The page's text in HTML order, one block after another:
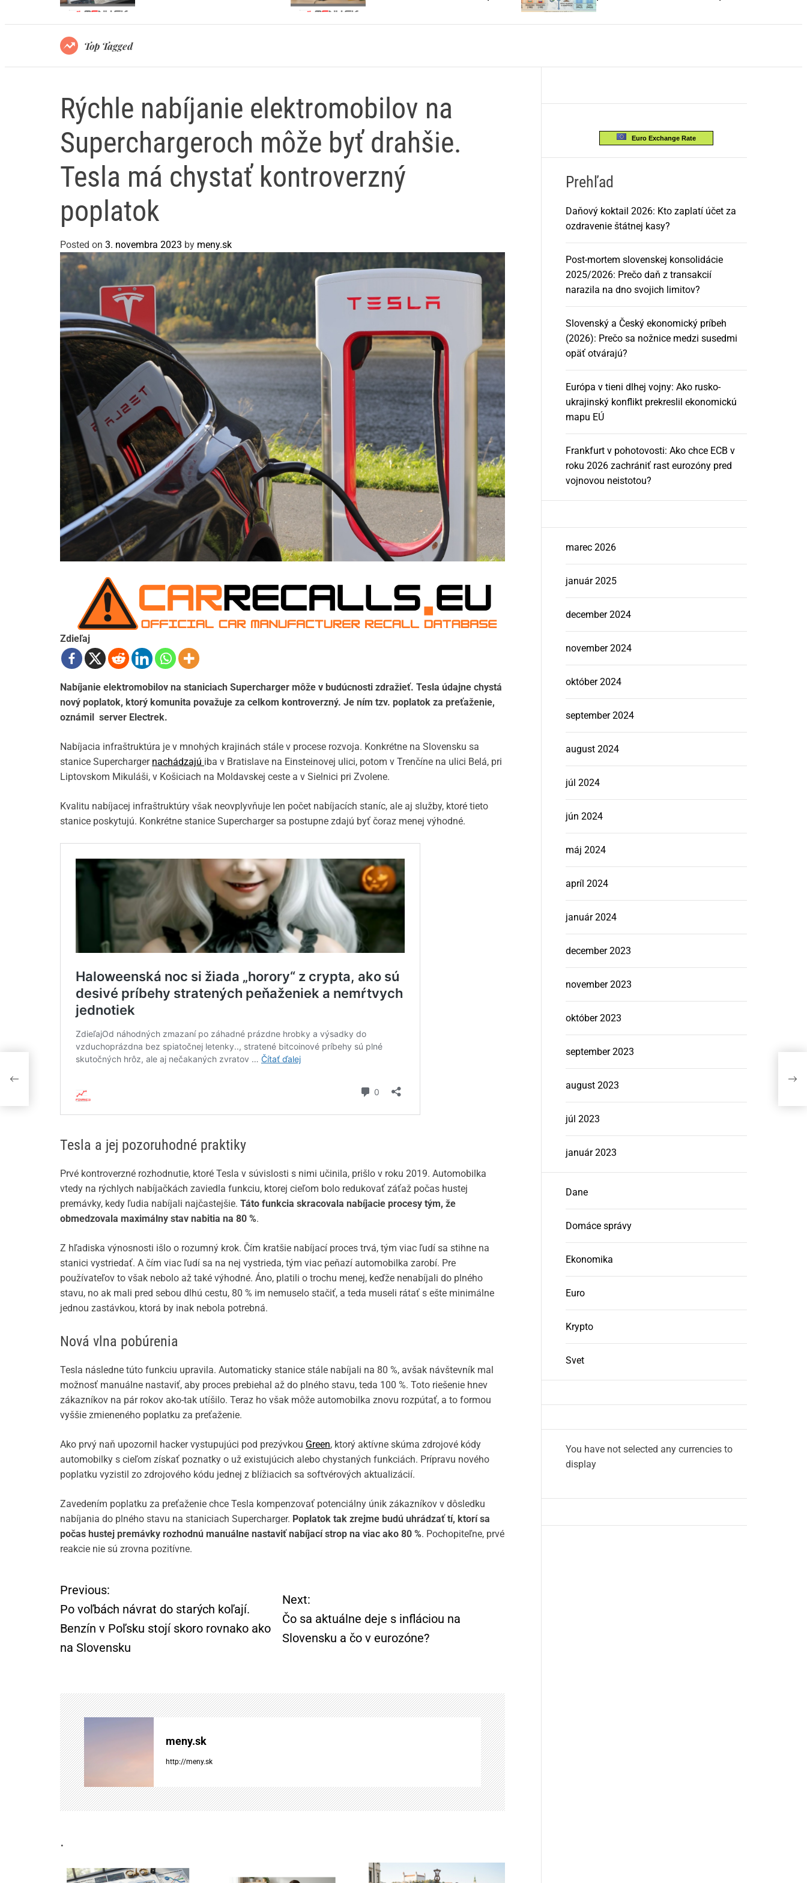
m
dno svojich limitov?
otvárajú?
EÚ
Top Tagged
Rýchle nabíjanie elektromobilov na
Superchargeroch môže byť drahšie.
Tesla má chystať kontroverzný
poplatok
Posted on 3. novembra 2023 by meny.sk
Zdieľaj
Nabíjanie elektromobilov na staniciach Supercharger môže v budúcnosti zdražieť. Tesla údajne chystá
nový poplatok, ktorý komunita považuje za celkom kontroverzný. Je ním tzv. poplatok za preťaženie,
oznámil server Electrek.
Nabíjacia infraštruktúra je v mnohých krajinách stále v procese rozvoja. Konkrétne na Slovensku sa
stanice Supercharger nachádzajú iba v Bratislave na Einsteinovej ulici, potom v Trenčíne na ulici Belá, pri
Liptovskom Mikuláši, v Košiciach na Moldavskej ceste a v Sielnici pri Zvolene.
Kvalitu nabíjacej infraštruktúry však neovplyvňuje len počet nabíjacích staníc, ale aj služby, ktoré tieto
stanice poskytujú. Konkrétne stanice Supercharger sa postupne zdajú byť čoraz menej výhodné.
Tesla a jej pozoruhodné praktiky
Prvé kontroverzné rozhodnutie, ktoré Tesla v súvislosti s nimi učinila, prišlo v roku 2019. Automobilka
vtedy na rýchlych nabíjačkách zaviedla funkciu, ktorej cieľom bolo redukovať záťaž počas hustej
premávky, kedy ľudia nabíjali najčastejšie. Táto funkcia skracovala nabíjacie procesy tým, že
obmedzovala maximálny stav nabitia na 80 %.
Z hľadiska výnosnosti išlo o rozumný krok. Čím kratšie nabíjací proces trvá, tým viac ľudí sa stihne na
stanici vystriedať. A čím viac ľudí sa na nej vystrieda, tým viac peňazí automobilka zarobí. Pre
používateľov to však nebolo až také výhodné. Áno, platili o trochu menej, keďže nenabíjali do plného
stavu, no ak mali pred sebou dlhú cestu, 80 % im nemuselo stačiť, a teda museli rátať s ešte minimálne
jednou zastávkou, ktorá by inak nebola potrebná.
Nová vlna pobúrenia
Tesla následne túto funkciu upravila. Automaticky stanice stále nabíjali na 80 %, avšak návštevník mal
možnosť manuálne nastaviť, aby proces prebiehal až do plného stavu, teda 100 %. Toto riešenie hnev
zákazníkov na pár rokov ako-tak utíšilo. Teraz ho však môže automobilka znovu rozpútať, a to formou
vyššie zmieneného poplatku za preťaženie.
Ako prvý naň upozornil hacker vystupujúci pod prezývkou Green, ktorý aktívne skúma zdrojové kódy
automobilky s cieľom získať poznatky o už existujúcich alebo chystaných funkciách. Prípravu nového
poplatku vyzistil zo zdrojového kódu jednej z blížiacich sa softvérových aktualizácií.
Zavedením poplatku za preťaženie chce Tesla kompenzovať potenciálny únik zákazníkov v dôsledku
nabíjania do plného stavu na staniciach Supercharger. Poplatok tak zrejme budú uhrádzať tí, ktorí sa
počas hustej premávky rozhodnú manuálne nastaviť nabíjací strop na viac ako 80 %. Pochopiteľne, prvé
reakcie nie sú zrovna pozitívne.
N
a
v
g
á
c
i
v
Previous:
Po voľbách návrat do starých koľají.
Benzín v Poľsku stojí skoro rovnako ako
na Slovensku
Next:
Čo sa aktuálne deje s infláciou na
Slovensku a čo v eurozóne?
meny.sk
http://meny.sk
.
Euro Exchange Rate
Prehľad
Daňový koktail 2026: Kto zaplatí účet za
ozdravenie štátnej kasy?
Post-mortem slovenskej konsolidácie
2025/2026: Prečo daň z transakcií
narazila na dno svojich limitov?
Slovenský a Český ekonomický príbeh
(2026): Prečo sa nožnice medzi susedmi
opäť otvárajú?
Európa v tieni dlhej vojny: Ako rusko-
ukrajinský konflikt prekreslil ekonomickú
mapu EÚ
Frankfurt v pohotovosti: Ako chce ECB v
roku 2026 zachrániť rast eurozóny pred
vojnovou neistotou?
marec 2026
január 2025
december 2024
november 2024
október 2024
september 2024
august 2024
júl 2024
jún 2024
máj 2024
apríl 2024
január 2024
december 2023
november 2023
október 2023
september 2023
august 2023
júl 2023
január 2023
Dane
Domáce správy
Ekonomika
Euro
Krypto
Svet
You have not selected any currencies to
display